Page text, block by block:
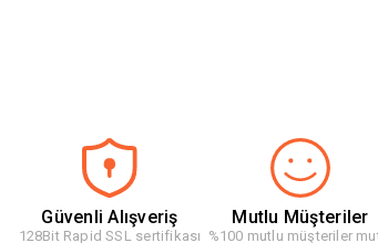
Güvenli Alışveriş
128Bit Rapid SSL sertifikası
Mutlu Müşteriler
%100 mutlu müşteriler